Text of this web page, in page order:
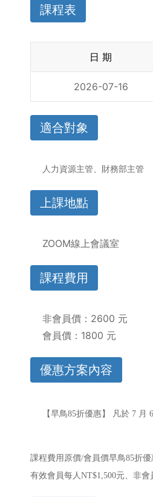
課程表
日 期
2026-07-16
適合對象
人力資源主管、財務部主管
上課地點
ZOOM線上會議室
課程費用
非會員價：2600 元
會員價：1800 元
優惠方案內容
【早鳥85折優惠】 凡於 7 月
課程費用原價/會員價早鳥85折優
有效會員每人NT$1,500元、非會